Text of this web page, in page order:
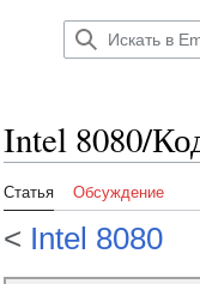
Intel 8080/
Статья Обсуждение
< Intel 8080